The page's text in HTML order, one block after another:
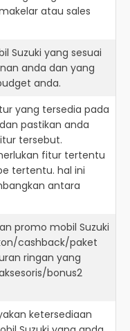
atau sales
Suzuki yang sesuai
anda dan yang
anda.
yang tersedia pada
pastikan anda
tersebut.
fitur tertentu
tertentu. hal ini
antara
promo mobil Suzuki
cashback/paket
ringan yang
bonus2
ketersediaan